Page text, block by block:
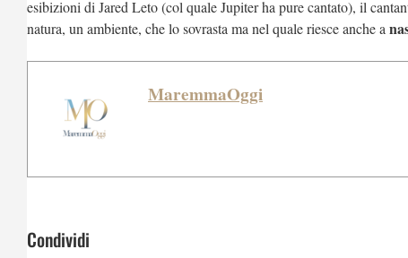
esibizioni di Jared Leto (col quale Jupiter ha pure cantato), il
natura, un ambiente, che lo sovrasta ma nel quale riesce anche a
MaremmaOggi
Condividi